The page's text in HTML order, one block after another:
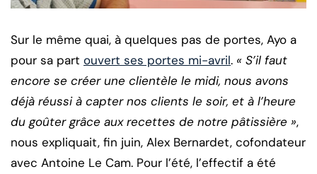
Sur le même quai, à quelques pas de portes, Ayo a
pour sa part ouvert ses portes mi-avril. « S’il faut
encore se créer une clientèle le midi, nous avons
déjà réussi à capter nos clients le soir, et à l’heure
du goûter grâce aux recettes de notre pâtissière »,
nous expliquait, fin juin, Alex Bernardet, cofondateur
avec Antoine Le Cam. Pour l’été, l’effectif a été